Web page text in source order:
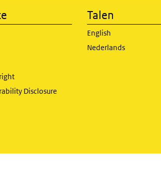
Disclosure
Talen
English
Nederlands